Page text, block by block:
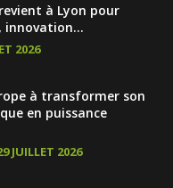
à Lyon pour
innovation...
2026
à transformer son
en puissance
JUILLET 2026